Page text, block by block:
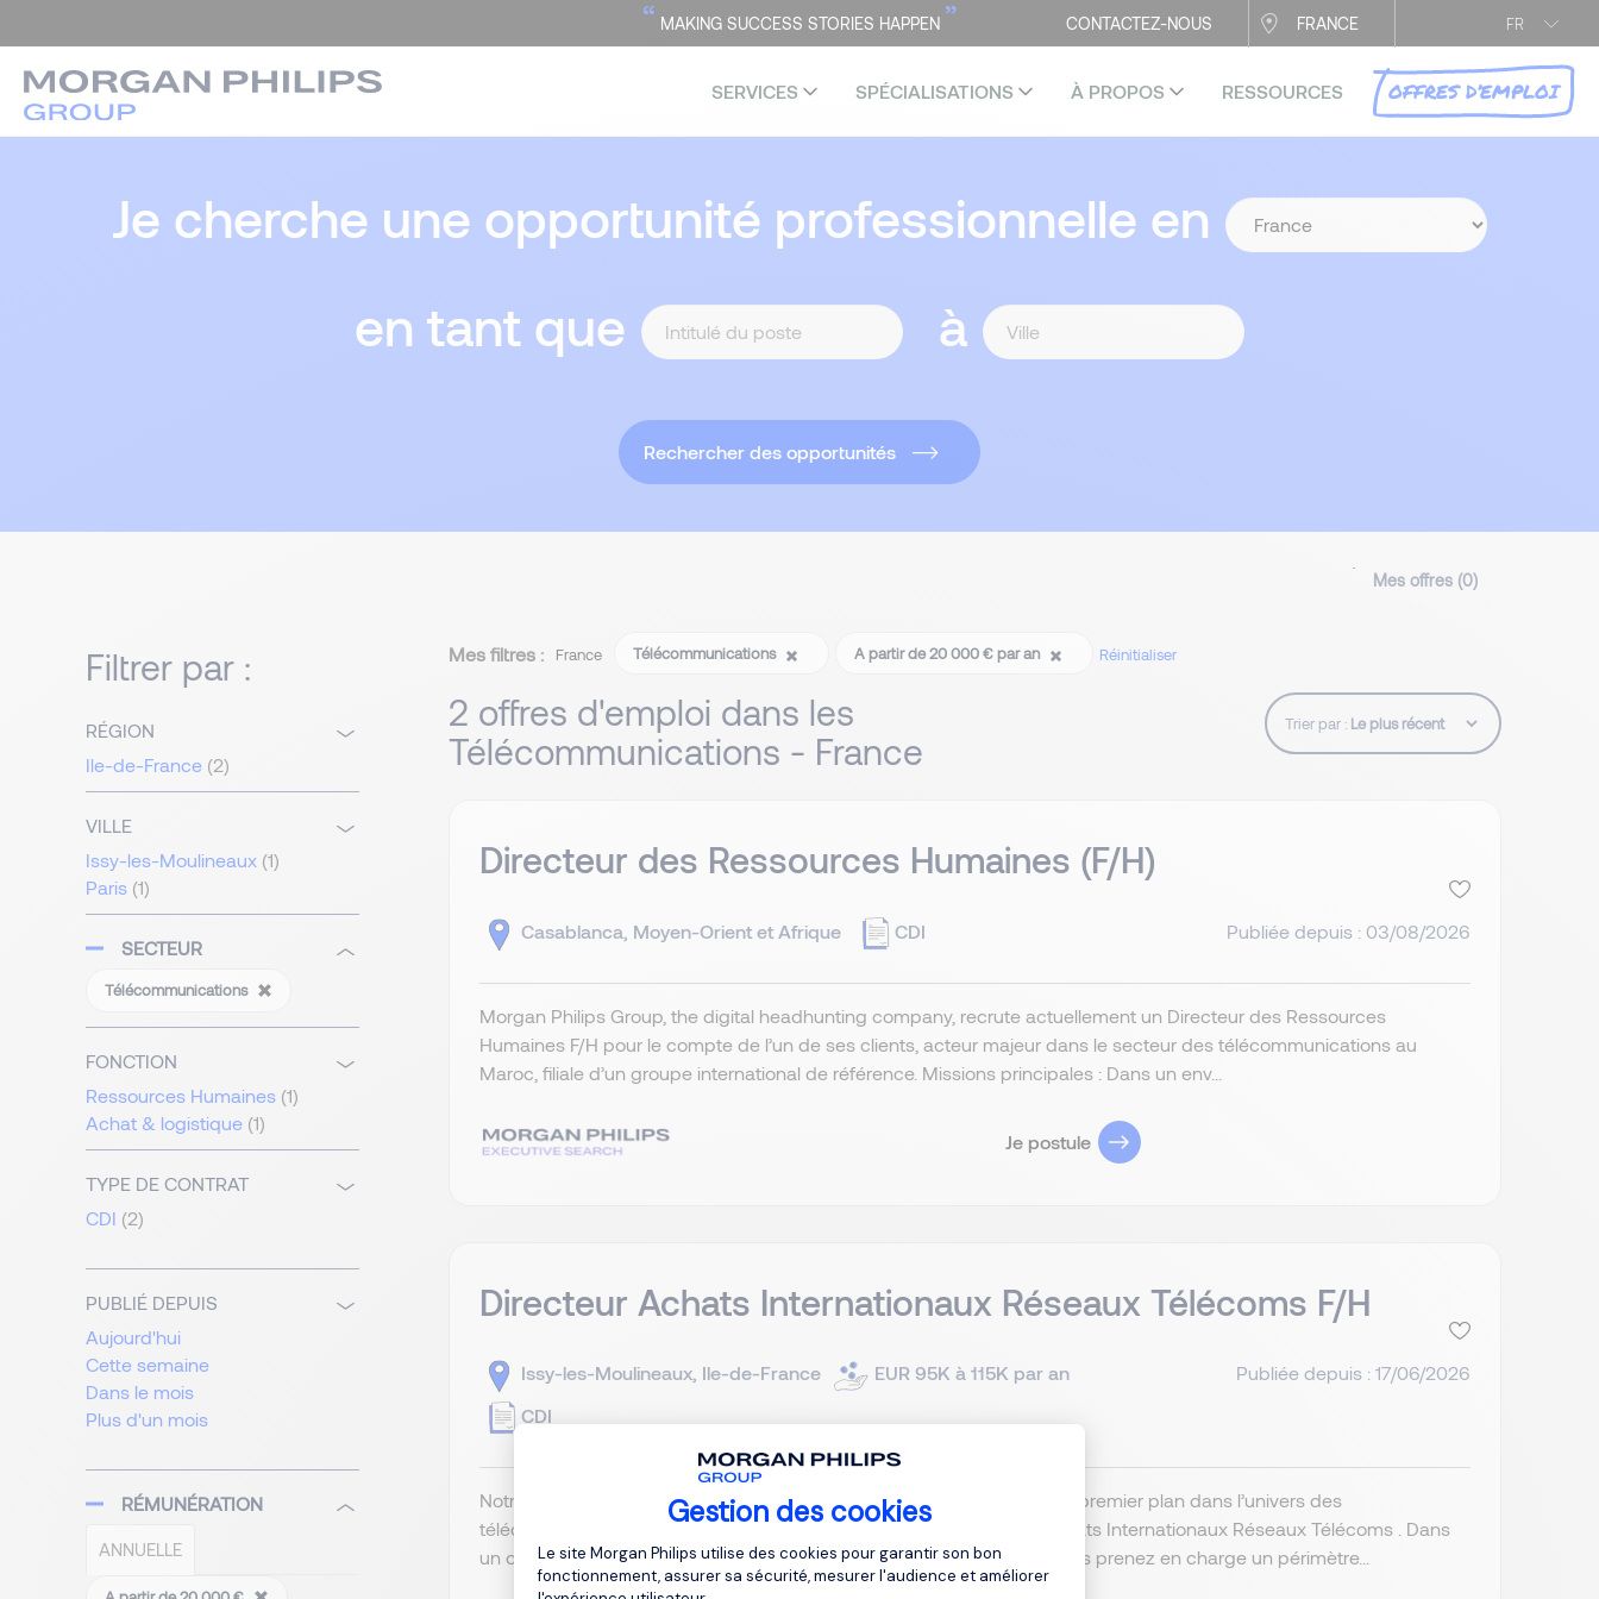
Gestion des cookies
Plateforme de Gestion du Consentement : Personnalisez vos Options
Le site Morgan Philips utilise des cookies pour garantir son bon
fonctionnement, assurer sa sécurité, mesurer l'audience et améliorer
FR
CONTACTEZ-NOUS FRANCE
“ MAKING SUCCESS STORIES HAPPEN ”
SERVICES SPÉCIALISATIONS À PROPOS RESSOURCES OFFRES D’EMPLOI
Je cherche une opportunité professionnelle en
en tant que
à
Rechercher des opportunités
Mes offres (0)
Filtrer par :
RÉGION
Ile-de-France (2)
VILLE
Issy-les-Moulineaux (1)
Paris (1)
SECTEUR
Télécommunications
FONCTION
Ressources Humaines (1)
Achat & logistique (1)
TYPE DE CONTRAT
CDI (2)
PUBLIÉ DEPUIS
Aujourd'hui
Cette semaine
Dans le mois
Plus d'un mois
RÉMUNÉRATION
ANNUELLE
Mes filtres : France Télécommunications A partir de 20 000 € par an Réinitialiser
2 offres d'emploi dans les
Télécommunications - France
Trier par :
Directeur des Ressources Humaines (F/H)
Casablanca, Moyen-Orient et Afrique CDI Publiée depuis : 03/08/2026
Morgan Philips Group, the digital headhunting company, recrute actuellement un Directeur des Ressources
Humaines F/H pour le compte de l’un de ses clients, acteur majeur dans le secteur des télécommunications au
Maroc, filiale d’un groupe international de référence. Missions principales : Dans un env...
Je postule
Directeur Achats Internationaux Réseaux Télécoms F/H
Issy-les-Moulineaux, Ile-de-France
EUR 95K à 115K par an
CDI
Publiée depuis : 17/06/2026
Notre cabinet de recrutement accompagne un acteur international de premier plan dans l’univers des
télécommunications dans la recherche de son futur Directeur des Achats Internationaux Réseaux Télécoms . Dans
un contexte de transformation et d’enjeux technologiques majeurs, vous prenez en charge un périmètre...